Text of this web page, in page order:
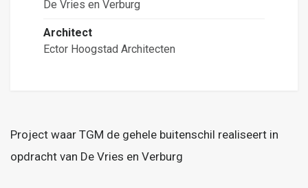
De Vries en Verburg
Architect
Ector Hoogstad Architecten
Project waar TGM de gehele buitenschil realiseert in
opdracht van De Vries en Verburg